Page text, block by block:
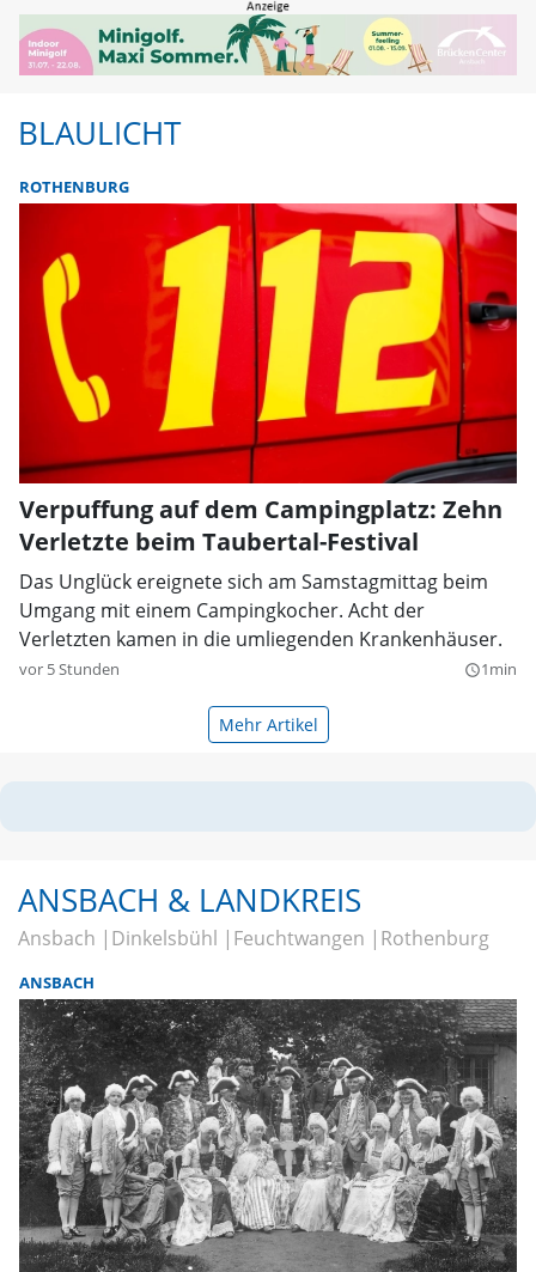
BLAULICHT
ROTHENBURG
Verpuffung auf dem Campingplatz: Zehn
Verletzte beim Taubertal-Festival
Das Unglück ereignete sich am Samstagmittag beim
Umgang mit einem Campingkocher. Acht der
Verletzten kamen in die umliegenden Krankenhäuser.
vor 5 Stunden query_builder1min
Mehr Artikel
ANSBACH & LANDKREIS
Ansbach Dinkelsbühl Feuchtwangen Rothenburg
ANSBACH